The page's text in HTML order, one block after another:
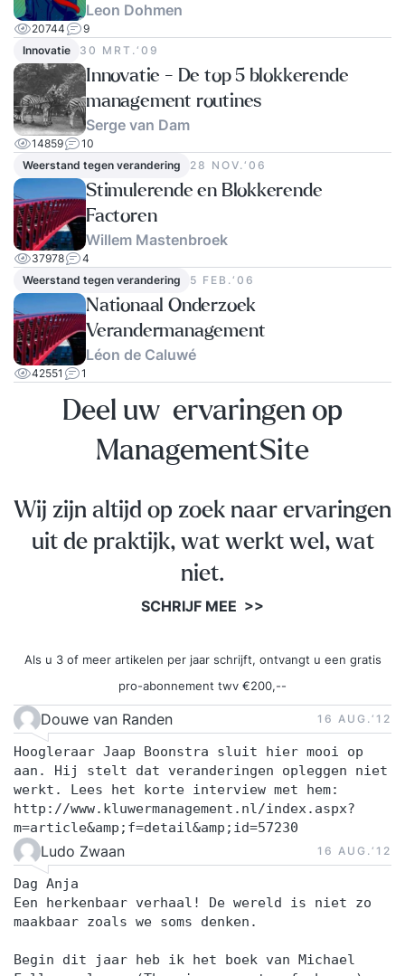
Leon Dohmen
20744
9
Innovatie
30 MRT.‘09
Innovatie - De top 5 blokkerende
management routines
Serge van Dam
14859
10
Weerstand tegen verandering
28 NOV.‘06
Stimulerende en Blokkerende
Factoren
Willem Mastenbroek
37978
4
Weerstand tegen verandering
5 FEB.‘06
Nationaal Onderzoek
Verandermanagement
Léon de Caluwé
42551 1
Deel uw ervaringen op
ManagementSite
Wij zijn altijd op zoek naar ervaringen
uit de praktijk, wat werkt wel, wat
niet.
SCHRIJF MEE >>
Als u 3 of meer artikelen per jaar schrijft, ontvangt u een gratis
pro-abonnement twv €200,--
Douwe van Randen 16 AUG.‘12
Hoogleraar Jaap Boonstra sluit hier mooi op
aan. Hij stelt dat veranderingen opleggen niet
werkt. Lees het korte interview met hem:
http://www.kluwermanagement.nl/index.aspx?
m=article&amp;f=detail&amp;id=57230
Ludo Zwaan 16 AUG.‘12
Dag Anja
Een herkenbaar verhaal! De wereld is niet zo
maakbaar zoals we soms denken.
Begin dit jaar heb ik het boek van Michael